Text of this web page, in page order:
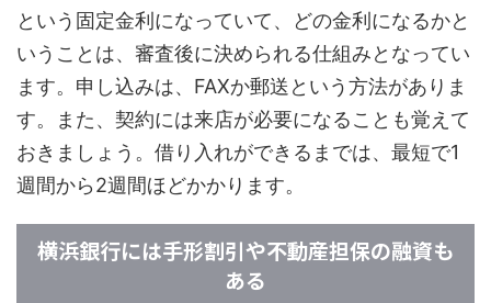
という固定金利になっていて、どの金利になるかと
いうことは、審査後に決められる仕組みとなってい
ます。申し込みは、FAXか郵送という方法がありま
す。また、契約には来店が必要になることも覚えて
おきましょう。借り入れができるまでは、最短で1
週間から2週間ほどかかります。
横浜銀行には手形割引や不動産担保の融資も
ある